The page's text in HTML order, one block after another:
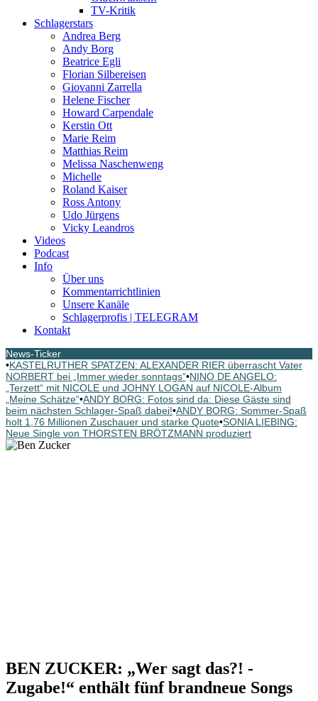
TV-Kritik
Schlagerstars
Andrea Berg
Andy Borg
Beatrice Egli
Florian Silbereisen
Giovanni Zarrella
Helene Fischer
Howard Carpendale
Kerstin Ott
Marie Reim
Matthias Reim
Melissa Naschenweng
Michelle
Roland Kaiser
Ross Antony
Udo Jürgens
Vicky Leandros
Videos
Podcast
Info
Über uns
Kommentarrichtlinien
Unsere Kanäle
Schlagerprofis | TELEGRAM
Kontakt
News-Ticker
•KASTELRUTHER SPATZEN: ALEXANDER RIER überrascht Vater
NORBERT bei „Immer wieder sonntags“•NINO DE ANGELO:
„Terzett“ mit NICOLE und JOHNY LOGAN auf NICOLE-Album
„Meine Schätze“•ANDY BORG: Fotos sind da: Diese Gäste sind
beim nächsten Schlager-Spaß dabei!•ANDY BORG: Sommer-Spaß
holt 1,76 Millionen Zuschauer und starke Quote•SONIA LIEBING:
Neue Single von THORSTEN BRÖTZMANN produziert
BEN ZUCKER: „Wer sagt das?! -
Zugabe!“ enthält fünf brandneue Songs